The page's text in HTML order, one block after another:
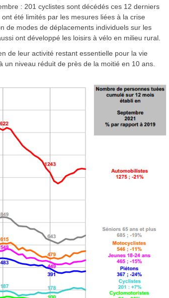
: 201 cyclistes sont décédés ces 12 derniers
été limités par les mesures liées à la crise
de modes de déplacements individuels sur les
ont développé les loisirs à vélo en milieu rural.
de leur activité restant essentielle pour la vie
niveau réduit de près de la moitié en 10 ans.